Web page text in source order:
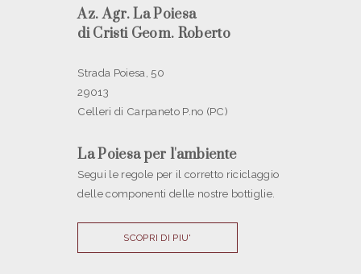
Az. Agr. La Poiesa
di Cristi Geom. Roberto
Strada Poiesa, 50
29013
Celleri di Carpaneto P.no (PC)
La Poiesa per l'ambiente
Segui le regole per il corretto riciclaggio
delle componenti delle nostre bottiglie.
SCOPRI DI PIU'